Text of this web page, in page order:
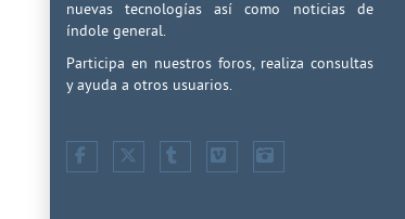
nuevas tecnologías así como noticias de
índole general.
Participa en nuestros foros, realiza consultas
y ayuda a otros usuarios.